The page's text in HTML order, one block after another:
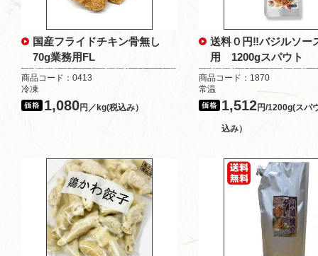
国産フライドチキン骨無し
70g業務用FL
商品コード：0413
冷凍
1,080円／kg(税込み）
送料０円‼バジルソー
用 1200gスパウト
商品コード：1870
常温
1,512円/1200g(スパ
込み）